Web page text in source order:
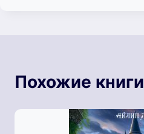
Похожие книги